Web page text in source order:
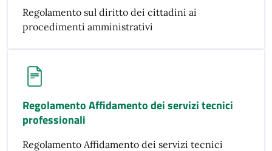
Regolamento sul diritto dei cittadini ai
procedimenti amministrativi
Regolamento Affidamento dei servizi tecnici
professionali
Regolamento Affidamento dei servizi tecnici